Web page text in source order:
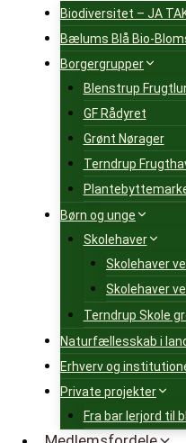
Biodiversitet – JA
Bælums Blå Bio-
Borgergrupper
Blenstrup
GF Rådyret
Grønt Nørager
Terndrup
Børn og unge
Skolehaver
Skolehaver
Skolehaver
Terndrup Skole
Naturfællesskab i
Erhverv og
Private projekter
Fra bar lerjord til